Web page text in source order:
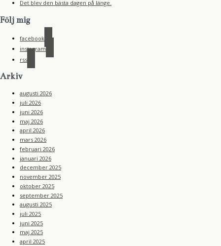
Det blev den bästa dagen på länge.
Följ mig
facebook
instagram
rss
Arkiv
augusti 2026
juli 2026
juni 2026
maj 2026
april 2026
mars 2026
februari 2026
januari 2026
december 2025
november 2025
oktober 2025
september 2025
augusti 2025
juli 2025
juni 2025
maj 2025
april 2025